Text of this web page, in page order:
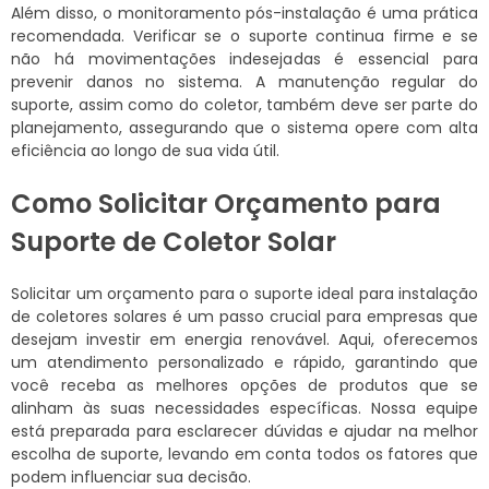
Além disso, o monitoramento pós-instalação é uma prática
recomendada. Verificar se o suporte continua firme e se
não há movimentações indesejadas é essencial para
prevenir danos no sistema. A manutenção regular do
suporte, assim como do coletor, também deve ser parte do
planejamento, assegurando que o sistema opere com alta
eficiência ao longo de sua vida útil.
Como Solicitar Orçamento para
Suporte de Coletor Solar
Solicitar um orçamento para o suporte ideal para instalação
de coletores solares é um passo crucial para empresas que
desejam investir em energia renovável. Aqui, oferecemos
um atendimento personalizado e rápido, garantindo que
você receba as melhores opções de produtos que se
alinham às suas necessidades específicas. Nossa equipe
está preparada para esclarecer dúvidas e ajudar na melhor
escolha de suporte, levando em conta todos os fatores que
podem influenciar sua decisão.